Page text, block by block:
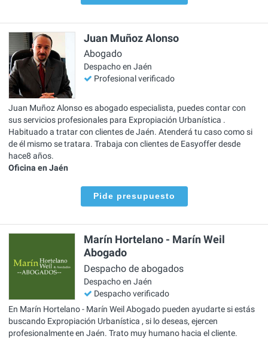
Juan Muñoz Alonso
Abogado
Despacho en Jaén
Profesional verificado
Juan Muñoz Alonso es abogado especialista, puedes contar con
sus servicios profesionales para Expropiación Urbanística .
Habituado a tratar con clientes de Jaén. Atenderá tu caso como si
de él mismo se tratara. Trabaja con clientes de Easyoffer desde
hace8 años.
Oficina en Jaén
Pide presupuesto
Marín Hortelano - Marín Weil
Abogado
Despacho de abogados
Despacho en Jaén
Despacho verificado
En Marín Hortelano - Marín Weil Abogado pueden ayudarte si estás
buscando Expropiación Urbanística , si lo deseas, ejercen
profesionalmente en Jaén. Trato muy humano hacia el cliente.